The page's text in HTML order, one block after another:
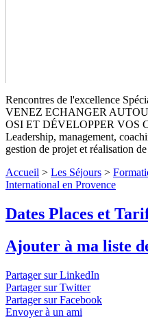
Stage International
demain au travers d’une
cœur du Parc naturel régional
Lire le descriptif détaillé plus bas
Rencontres de l'excellence
VENEZ ECHANGER
OSI ET DÉVELOPPER VOS
Leadership, management,
gestion de projet et réalisation
Accueil > Les Séjours >
International en Provence
Dates Places et
Ajouter à ma liste
Partager sur LinkedIn
Partager sur Twitter
Partager sur Facebook
Envoyer à un ami